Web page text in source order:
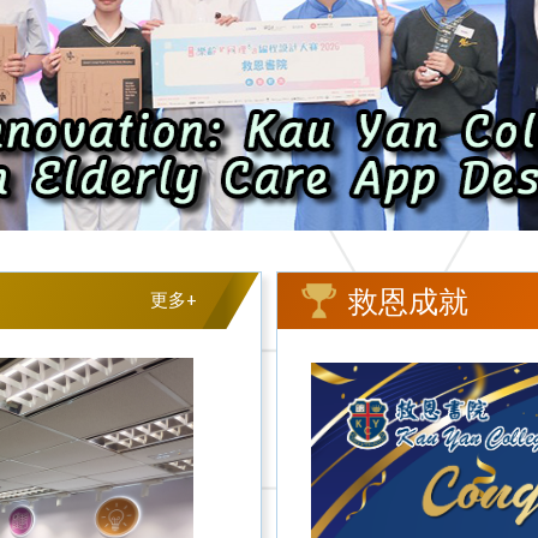
更多+ 救恩成就